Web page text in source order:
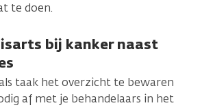
te doen.
bij kanker naast
taak het overzicht te bewaren
af met je behandelaars in het